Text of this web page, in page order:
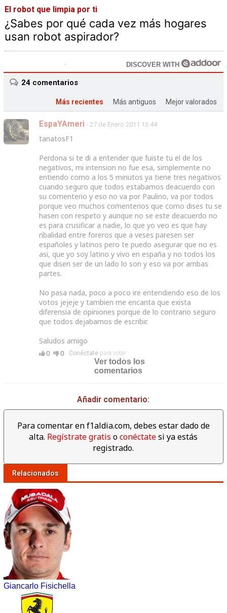
El robot que limpia por ti
¿Sabes por qué cada vez más hogares
usan robot aspirador?
DISCOVER WITH
24comentarios
Más recientes Más antiguos Mejor valorados
EspaYAmeri - 27 de Enero 2011 13:44
tanatosF1
Perdona si te di a entender que fuiste tu el de los
negativos, mi intension no fue esa, simplemente no
entiendo como a los 5 minutos ya tiene tres negativos
cuando seguro que todos estabamos deacuerdo con
su comenterio y eso no va por Paulino, va por todos
porque veo muchos comenterios que como dises tu se
hasen con respeto y aunque no se este deacuerdo no
es para crusificar a nadie, lo que yo veo es que hay
ribalidad entre foreros que a veses paresen ser
españoles y latinos pero te puedo asegurar que no es
asi, que yo soy latino y vivo en españa y no todos los
que disen ser de un lado lo son y eso va por ambas
partes.
No pasa nada, poco a poco ire entendiendo eso de los
votos jejeje y tambien me encanta que exista
diferensia de opiniones porque de lo contrario seguro
que todos dejabamos de escribir.
Saludos amigo
0 0 Conéctatepara votar
Ver todos los
comentarios
Añadir comentario:
Para comentar en f1aldia.com, debes estar dado de
alta. Regístrate gratis oconéctatesi ya estás
registrado.
Relacionados
Giancarlo Fisichella